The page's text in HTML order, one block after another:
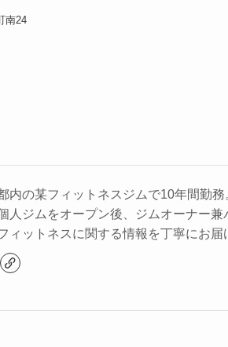
南24
内の某フィットネスジムで10年間勤務
人ジムをオープン後、ジムオーナー兼
ィットネスに関する情報を丁寧にお届